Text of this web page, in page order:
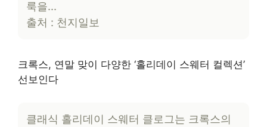
룩을…
출처 : 천지일보
크록스, 연말 맞이 다양한 ‘홀리데이 스웨터 컬렉션’
선보인다
클래식 홀리데이 스웨터 클로그는 크록스의